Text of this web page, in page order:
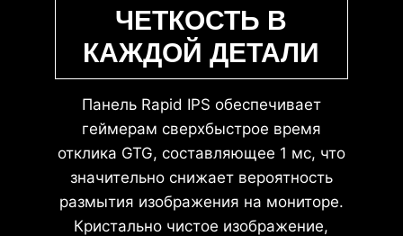
ЧЕТКОСТЬ В
КАЖДОЙ ДЕТАЛИ
Панель Rapid IPS обеспечивает
геймерам сверхбыстрое время
отклика GTG, составляющее 1 мс, что
значительно снижает вероятность
размытия изображения на мониторе.
Кристально чистое изображение,